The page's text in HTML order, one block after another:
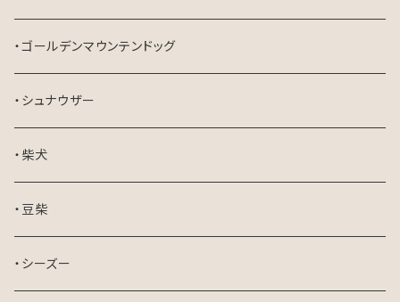
・ゴールデンマウンテンドッグ
・シュナウザー
・柴犬
・豆柴
・シーズー